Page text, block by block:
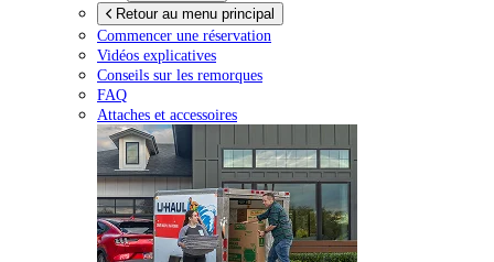
Retour au menu principal
Commencer une réservation
Vidéos explicatives
Conseils sur les remorques
FAQ
Attaches et accessoires